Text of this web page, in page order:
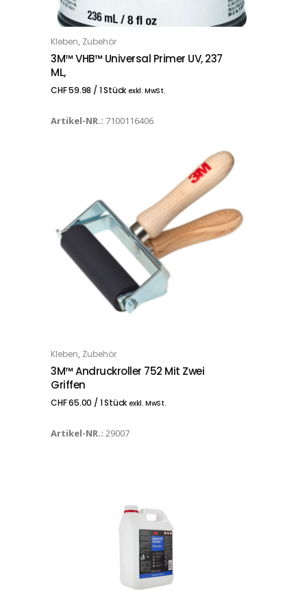
IN DEN WARENKORB
Kleben, Zubehör
3M™ VHB™ Universal Primer UV, 237
ML,
CHF59.98 / 1 Stückexkl. MwSt.
Artikel-NR.: 7100116406
IN DEN WARENKORB
Kleben, Zubehör
3M™ Andruckroller 752 Mit Zwei
Griffen
CHF65.00 / 1 Stückexkl. MwSt.
Artikel-NR.: 29007